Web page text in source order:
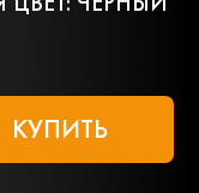
КУПИТЬ